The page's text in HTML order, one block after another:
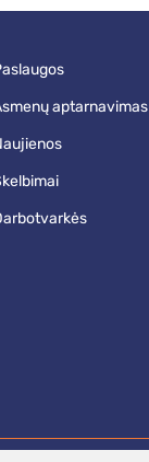
paslaugos
asmenų aptarnavimas
naujienos
skelbimai
darbotvarkės